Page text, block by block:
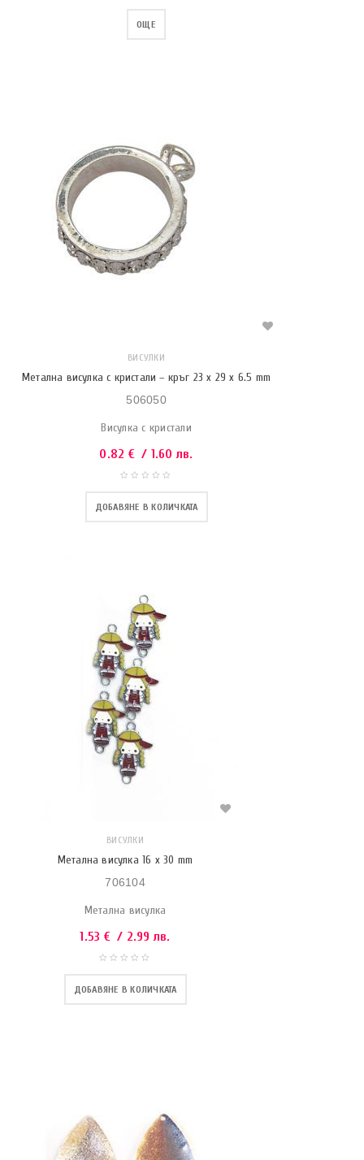
ОЩЕ
ВИСУЛКИ
Метална висулка с кристали – кръг 23 x 29 x 6.5 mm
506050
Висулка с кристали
0.82 € / 1.60 лв.
ДОБАВЯНЕ В КОЛИЧКАТА
ВИСУЛКИ
Метална висулка 16 x 30 mm
706104
Метална висулка
1.53 € / 2.99 лв.
ДОБАВЯНЕ В КОЛИЧКАТА